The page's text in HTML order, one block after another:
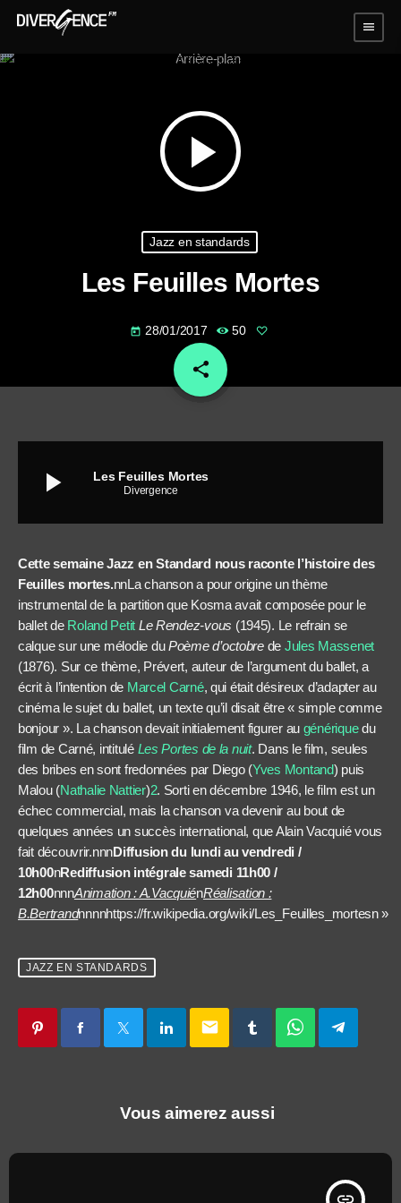
menu
play_arrow
Jazz en standards
Les Feuilles Mortes
today 28/01/2017 50
share
email
play_arrow Les Feuilles Mortes
Divergence
Cette semaine Jazz en Standard nous raconte l’histoire des
Feuilles mortes.nnLa chanson a pour origine un thème
instrumental de la partition que Kosma avait composée pour le
ballet de Roland Petit Le Rendez-vous (1945). Le refrain se
calque sur une mélodie duPoème d’octobrede Jules Massenet
(1876). Sur ce thème, Prévert, auteur de l’argument du ballet, a
écrit à l’intention de Marcel Carné, qui était désireux d’adapter au
cinéma le sujet du ballet, un texte qu’il disait être « simple comme
bonjour ». La chanson devait initialement figurer au génériquedu
film de Carné, intitulé Les Portes de la nuit. Dans le film, seules
des bribes en sont fredonnées par Diego (Yves Montand) puis
Malou (Nathalie Nattier)2. Sorti en décembre 1946, le film est un
échec commercial, mais la chanson va devenir au bout de
quelques années un succès international, que Alain Vacquié vous
fait découvrir.nnnDiffusion du lundi au vendredi /
10h00nRediffusion intégrale samedi 11h00 /
12h00nnnAnimation : A.VacquiénRéalisation :
B.Bertrandnnnnhttps://fr.wikipedia.org/wiki/Les_Feuilles_mortesn »
JAZZ EN STANDARDS
email
Vous aimerez aussi